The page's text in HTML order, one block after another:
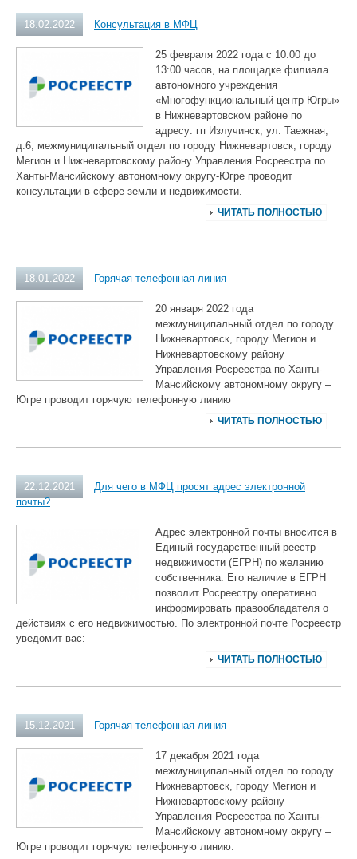
18.02.2022 Консультация в МФЦ
25 февраля 2022 года с 10:00 до
13:00 часов, на площадке филиала
автономного учреждения
«Многофункциональный центр Югры»
в Нижневартовском районе по
адресу: гп Излучинск, ул. Таежная,
д.6, межмуниципальный отдел по городу Нижневартовск, городу
Мегион и Нижневартовскому району Управления Росреестра по
Ханты-Мансийскому автономному округу-Югре проводит
консультации в сфере земли и недвижимости.
ЧИТАТЬ ПОЛНОСТЬЮ
18.01.2022 Горячая телефонная линия
20 января 2022 года
межмуниципальный отдел по городу
Нижневартовск, городу Мегион и
Нижневартовскому району
Управления Росреестра по Ханты-
Мансийскому автономному округу –
Югре проводит горячую телефонную линию
ЧИТАТЬ ПОЛНОСТЬЮ
22.12.2021
Для чего в МФЦ просят адрес электронной
почты?
Адрес электронной почты вносится в
Единый государственный реестр
недвижимости (ЕГРН) по желанию
собственника. Его наличие в ЕГРН
позволит Росреестру оперативно
информировать правообладателя о
действиях с его недвижимостью. По электронной почте Росреестр
уведомит вас:
ЧИТАТЬ ПОЛНОСТЬЮ
15.12.2021 Горячая телефонная линия
17 декабря 2021 года
межмуниципальный отдел по городу
Нижневартовск, городу Мегион и
Нижневартовскому району
Управления Росреестра по Ханты-
Мансийскому автономному округу –
Югре проводит горячую телефонную линию: